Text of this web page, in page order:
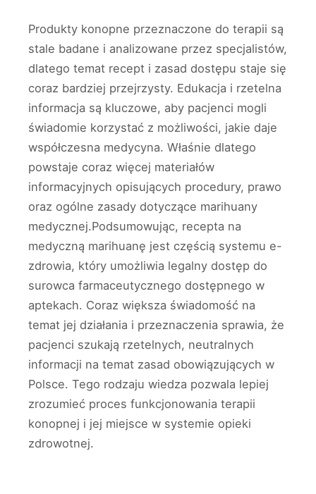
Produkty konopne przeznaczone do terapii są
stale badane i analizowane przez specjalistów,
dlatego temat recept i zasad dostępu staje się
coraz bardziej przejrzysty. Edukacja i rzetelna
informacja są kluczowe, aby pacjenci mogli
świadomie korzystać z możliwości, jakie daje
współczesna medycyna. Właśnie dlatego
powstaje coraz więcej materiałów
informacyjnych opisujących procedury, prawo
oraz ogólne zasady dotyczące marihuany
medycznej.Podsumowując, recepta na
medyczną marihuanę jest częścią systemu e-
zdrowia, który umożliwia legalny dostęp do
surowca farmaceutycznego dostępnego w
aptekach. Coraz większa świadomość na
temat jej działania i przeznaczenia sprawia, że
pacjenci szukają rzetelnych, neutralnych
informacji na temat zasad obowiązujących w
Polsce. Tego rodzaju wiedza pozwala lepiej
zrozumieć proces funkcjonowania terapii
konopnej i jej miejsce w systemie opieki
zdrowotnej.